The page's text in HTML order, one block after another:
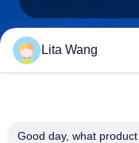
Lita Wang
Good day, what